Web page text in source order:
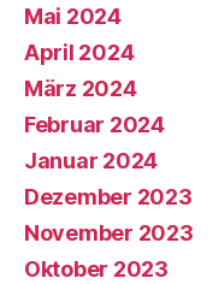
Mai 2024
April 2024
März 2024
Februar 2024
Januar 2024
Dezember 2023
November 2023
Oktober 2023